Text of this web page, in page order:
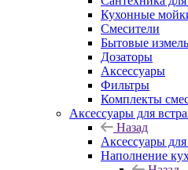
Кухонные
Смесители
Бытовые
Дозаторы
Аксессуары
Фильтры
Комплекты
Аксессуары для
Назад
Аксессуары
Наполнение